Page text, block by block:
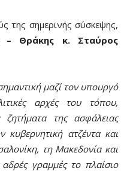
της σημερινής σύσκεψης,
– Θράκης κ. Σταύρος
μαζί τον υπουργό
αρχές του τόπου,
της ασφάλειας
κυβερνητική ατζέντα και
τη Μακεδονία και
γραμμές το πλαίσιο